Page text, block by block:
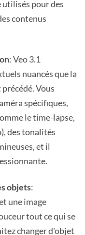
pour des
contenus
: Veo 3.1
nuancés que la
Vous
spécifiques,
le time-lapse,
des tonalités
et il
objets:
une image
tout ce qui se
changer d'objet